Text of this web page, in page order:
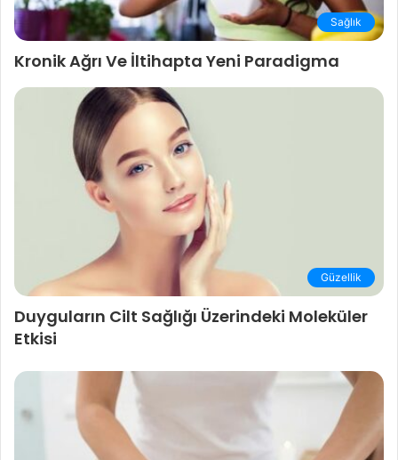
Sağlık
Kronik Ağrı Ve İltihapta Yeni Paradigma
Güzellik
Duyguların Cilt Sağlığı Üzerindeki Moleküler
Etkisi